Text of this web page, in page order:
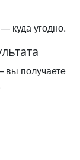
куда угодно.
получаете